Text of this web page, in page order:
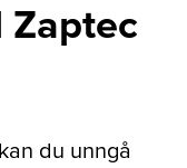
Zaptec
du unngå